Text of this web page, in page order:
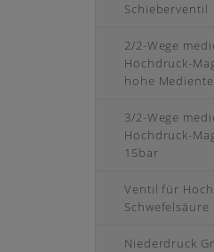
Schieberventil
2/2-Wege
Hochdruck-
hohe
3/2-Wege
Hochdruck-
15bar
Ventil für
Schwefelsäure
Niederdruck